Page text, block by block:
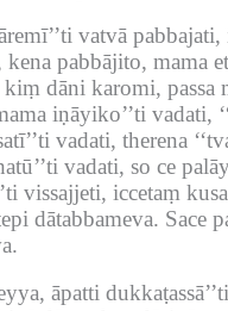
vatvā
pabbājito, mama
dāni karomi, passa
iṇāyiko’’ti vadati,
vadati, therena
vadati, so ce
vissajjeti, iccetaṃ
dātabbameva. Sace
āpatti